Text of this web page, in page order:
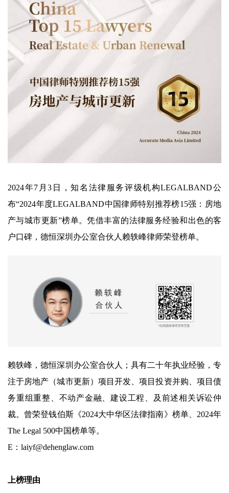
2024年7月3日，知名法律服务评级机构LEGALBAND公
布“2024年度LEGALBAND中国律师特别推荐榜15强：房地
产与城市更新”榜单。凭借丰富的法律服务经验和出色的客
户口碑，德恒深圳办公室合伙人赖轶峰律师荣登榜单。
赖轶峰，德恒深圳办公室合伙人；具有二十年执业经验，专
注于房地产（城市更新）项目开发、项目投资并购、项目债
务重组重整、不动产金融、建设工程、及前述相关诉讼仲
裁。曾荣登钱伯斯《2024大中华区法律指南》榜单、2024年
The Legal 500中国榜单等。
E：laiyf@dehenglaw.com
上榜理由